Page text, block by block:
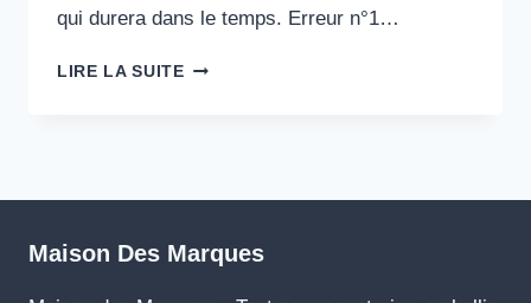
qui durera dans le temps. Erreur n°1…
LIRE LA SUITEPEINDRE
ÉVITER
Maison Des Marques